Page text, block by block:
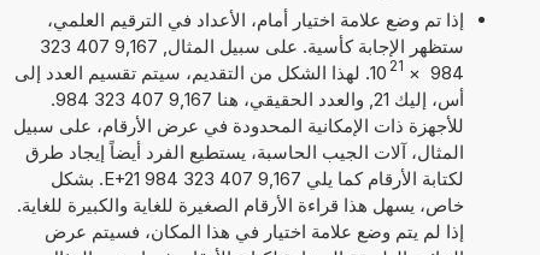
إذا تم وضع علامة اختيار أمام، الأعداد في الترقيم العلمي،
ستظهر الإجابة كأسية. على سبيل المثال, 9,167 407 323
984
×
10 21
. لهذا الشكل من التقديم، سيتم تقسيم العدد إلى
أس، إليك 21, والعدد الحقيقي، هنا 9,167 407 323 984.
للأجهزة ذات الإمكانية المحدودة في عرض الأرقام، على سبيل
المثال، آلات الجيب الحاسبة، يستطيع الفرد أيضاً إيجاد طرق
لكتابة الأرقام كما يلي 9,167 407 323 984 E+21. بشكل
خاص، يسهل هذا قراءة الأرقام الصغيرة للغاية والكبيرة للغاية.
إذا لم يتم وضع علامة اختيار في هذا المكان، فسيتم عرض